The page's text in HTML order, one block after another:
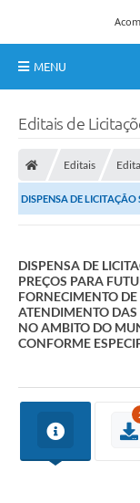
MENU
Secretarias
Transparência
Ouvidoria
Audiências Públicas
Arquivos para
Editais de
Editais
DISPENSA DE LICITAÇÃO
DISPENSA DE
PREÇOS PARA
FORNECIMENTO
ATENDIMENTO
NO AMBITO DO
CONFORME